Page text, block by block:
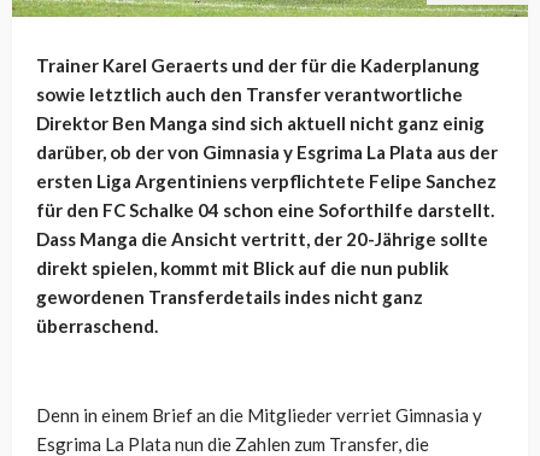
Trainer Karel Geraerts und der für die Kaderplanung
sowie letztlich auch den Transfer verantwortliche
Direktor Ben Manga sind sich aktuell nicht ganz einig
darüber, ob der von Gimnasia y Esgrima La Plata aus der
ersten Liga Argentiniens verpflichtete Felipe Sanchez
für den FC Schalke 04 schon eine Soforthilfe darstellt.
Dass Manga die Ansicht vertritt, der 20-Jährige sollte
direkt spielen, kommt mit Blick auf die nun publik
gewordenen Transferdetails indes nicht ganz
überraschend.
Denn in einem Brief an die Mitglieder verriet Gimnasia y
Esgrima La Plata nun die Zahlen zum Transfer, die